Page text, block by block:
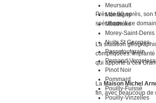
Meursault
Montagny
Monthélie
Morey-Saint-Denis
Nuits St Georges
Passetoutgrain
Pernand
Pinot Noir
Pommard
Pouilly-Fuissé
Pouilly-Vinzelles
Près de 90 après,
spécifique à ce
La situation
compliquées.
qui apporte à ces
La Maison Michel
fin, avec beaucoup de